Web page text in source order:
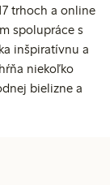
trhoch a online
spolupráce s
inšpiratívnu a
niekoľko
bielizne a